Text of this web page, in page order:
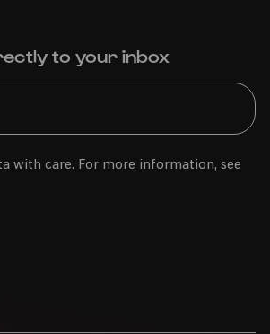
to your inbox
with care. For more information, see